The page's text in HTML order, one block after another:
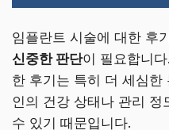
임플란트 시술에 대한 후
신중한 판단이 필요합니
한 후기는 특히 더 세심한
인의 건강 상태나 관리 정
수 있기 때문입니다.